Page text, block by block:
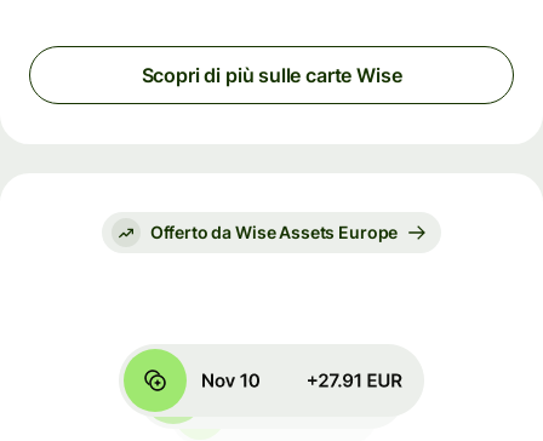
Scopri di più sulle carte Wise
Offerto da Wise Assets Europe